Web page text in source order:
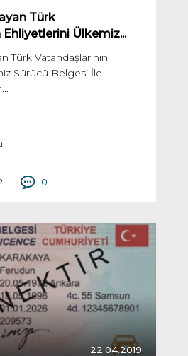
Türk
Ehliyetlerini Ülkemiz...
Türk Vatandaşlarının
Sürücü Belgesi İle
0
22.04.2019